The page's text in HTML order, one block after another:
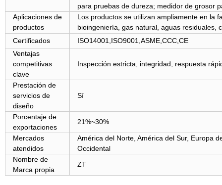
para pruebas de dureza; medidor de grosor
Aplicaciones de
productos
Los productos se utilizan ampliamente en la
bioingeniería, gas natural, aguas residuales,
Certificados
ISO14001,ISO9001,ASME,CCC,CE
Ventajas
competitivas
clave
Inspección estricta, integridad, respuesta
Prestación de
servicios de
diseño
Sí
Porcentaje de
exportaciones
21%~30%
Mercados
atendidos
América del Norte, América del Sur, Europa
Occidental
Nombre de
Marca propia
ZT